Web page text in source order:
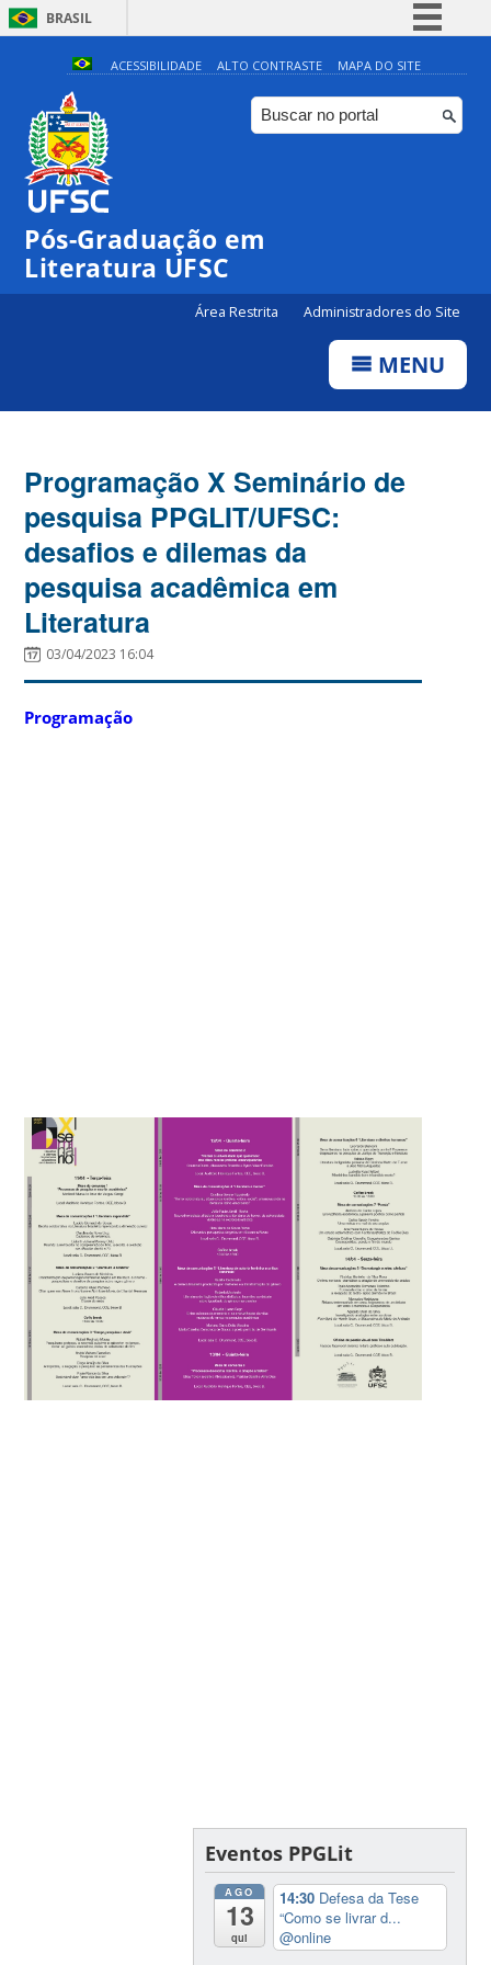
BRASIL
Simplifique!
Comunica BR
Participe
ACESSIBILIDADE ALTO CONTRASTE MAPA DO SITE
Pós-Graduação em
Literatura UFSC
Área Restrita Administradores do Site
MENU
Programação X Seminário de
pesquisa PPGLIT/UFSC:
desafios e dilemas da
pesquisa acadêmica em
Literatura
03/04/2023 16:04
Programação
Eventos PPGLit
AGO
13
qui
14:30 Defesa da Tese
“Como se livrar d...
@online